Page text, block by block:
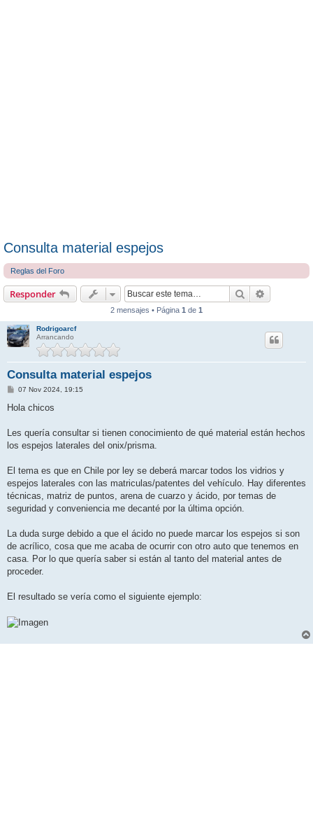
Consulta material espejos
Reglas del Foro
Responder Buscar
2 mensajes • Página 1 de 1
Rodrigoarcf
Arrancando
Consulta material espejos
M
n
j
07 Nov 2024, 19:15
Hola chicos
Les quería consultar si tienen conocimiento de qué material están hechos
los espejos laterales del onix/prisma.
El tema es que en Chile por ley se deberá marcar todos los vidrios y
espejos laterales con las matriculas/patentes del vehículo. Hay diferentes
técnicas, matriz de puntos, arena de cuarzo y ácido, por temas de
seguridad y conveniencia me decanté por la última opción.
La duda surge debido a que el ácido no puede marcar los espejos si son
de acrílico, cosa que me acaba de ocurrir con otro auto que tenemos en
casa. Por lo que quería saber si están al tanto del material antes de
proceder.
El resultado se vería como el siguiente ejemplo: